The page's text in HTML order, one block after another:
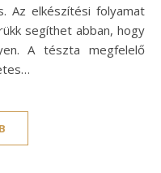
Az elkészítési folyamat
segíthet abban, hogy
A tészta megfelelő